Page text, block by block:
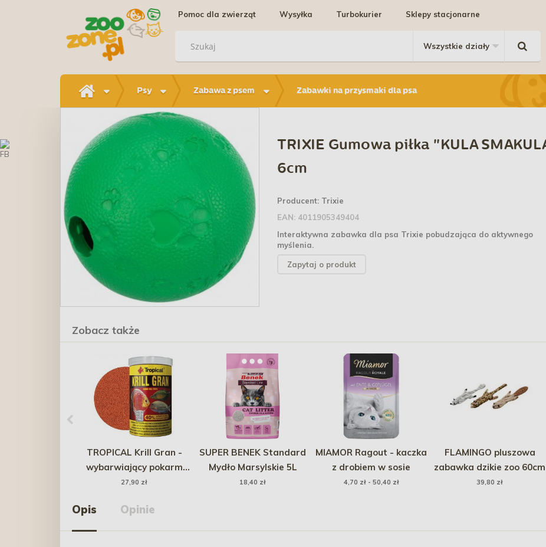
Pomoc dla zwierząt Wysyłka Turbokurier Sklepy stacjonarne
Psy Zabawa z psem Zabawki na przysmaki dla psa
TRIXIE Gumowa piłka "KULA
6cm
Producent: Trixie
EAN: 4011905349404
Interaktywna zabawka dla psa Trixie pobudzająca do aktywnego
myślenia.
Zapytaj o produkt
Zobacz także
TROPICAL Krill Gran -
wybarwiający pokarm
(granulat) z krylem dla
27,90 zł
SUPER BENEK Standard
Mydło Marsylskie 5L
18,40 zł
MIAMOR Ragout - kaczka
z drobiem w sosie
4,70 zł - 50,40 zł
FLAMINGO pluszowa
zabawka dzikie zoo 60cm
39,80 zł
Opis Opinie